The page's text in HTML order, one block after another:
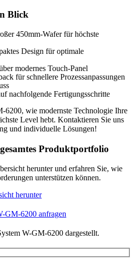
Blick
450mm-Wafer für höchste
Design für optimale
modernes Touch-Panel
für schnellere Prozessanpassungen
nachfolgende Fertigungsschritte
6200, wie modernste Technologie Ihre
Level hebt. Kontaktieren Sie uns
und individuelle Lösungen!
Produktportfolio
herunter und erfahren Sie, wie
unterstützen können.
herunter
GM-6200 anfragen